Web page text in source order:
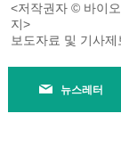
<저작권자 © 바이
지>
보도자료 및 기사제
뉴스레터